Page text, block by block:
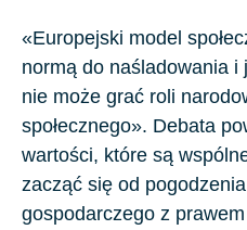
«Europejski model
normą do naśladowania
nie może grać roli
społecznego». Debata
wartości, które są
zacząć się od
gospodarczego z